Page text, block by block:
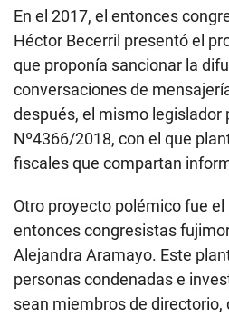
En el 2017, el entonces
Héctor Becerril presentó el
que proponía sancionar la
conversaciones de
después, el mismo legislador
Nº4366/2018, con el que
fiscales que compartan
Otro proyecto polémico fue el
entonces congresistas
Alejandra Aramayo. Este
personas condenadas e
sean miembros de directorio,